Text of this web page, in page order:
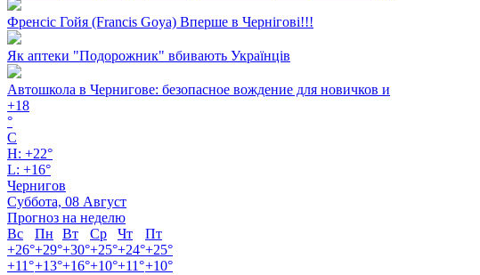
Френсіс Гойя (Francis Goya) Вперше в Чернігові!!!
Як аптеки "Подорожник" вбивають Українців
Автошкола в Чернигове: безопасное вождение для новичков и
+18
°
C
H: +22°
L: +16°
Чернигов
Суббота, 08 Август
Прогноз на неделю
Вс
Пн Вт Ср Чт
Пт
+26°+29°+30°+25°+24°+25°
+11°+13°+16°+10°+11°+10°